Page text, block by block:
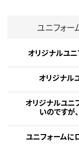
ユニフォー
オリジナルユ
オリジナル
オリジナルユニ
いのですが
ユニフォームに